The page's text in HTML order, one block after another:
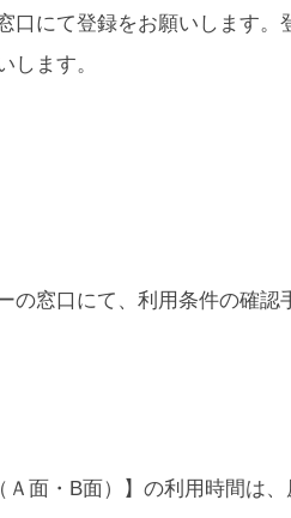
にて登録をお願いします。
ます。
窓口にて、利用条件の確
面・B面）】の利用時間は